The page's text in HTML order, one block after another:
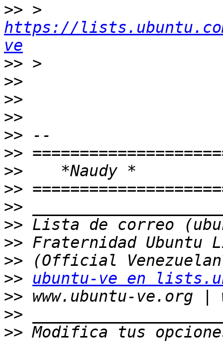
>>
https://
ve
>>
>>
>>
>>
>>
>>
>>
>>
>>
>>
>>
>>
>>
ubuntu-ve en
>>
>>
>> Modifica tus